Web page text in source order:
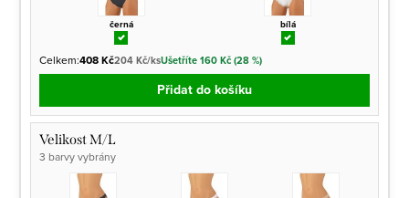
černá bílá
Celkem:408 Kč204 Kč/ksUšetříte 160 Kč (28 %)
Přidat do košíku
Velikost M/L
3 barvy vybrány